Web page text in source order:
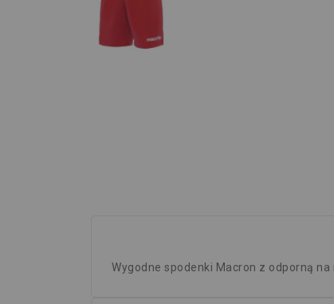
Wygodne spodenki Macron z odporną